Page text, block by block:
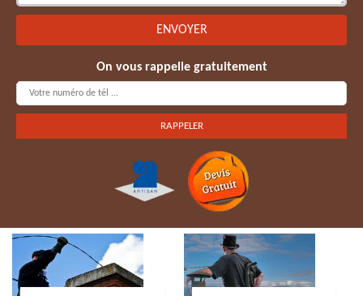
On vous rappelle gratuitement